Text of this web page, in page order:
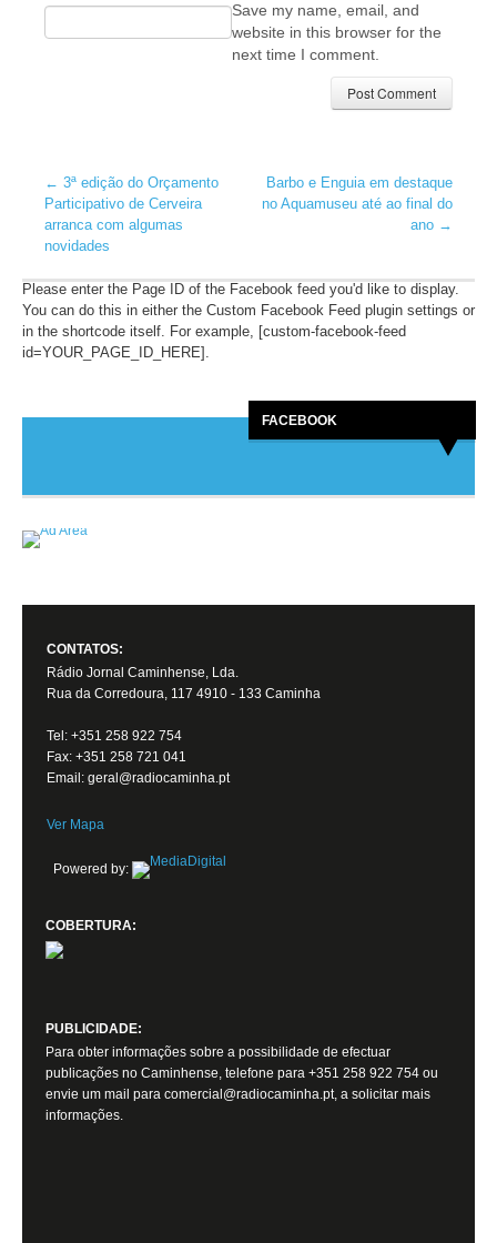
Save my name, email, and
website in this browser for the
next time I comment.
← 3ª edição do Orçamento
Participativo de Cerveira
arranca com algumas
novidades
Barbo e Enguia em destaque
no Aquamuseu até ao final do
ano →
Please enter the Page ID of the Facebook feed you'd like to display.
You can do this in either the Custom Facebook Feed plugin settings or
in the shortcode itself. For example, [custom-facebook-feed
id=YOUR_PAGE_ID_HERE].
FACEBOOK
CONTATOS:
Rádio Jornal Caminhense, Lda.
Rua da Corredoura, 117 4910 - 133 Caminha
Tel: +351 258 922 754
Fax: +351 258 721 041
Email: geral@radiocaminha.pt
Ver Mapa
Powered by:
COBERTURA:
PUBLICIDADE:
Para obter informações sobre a possibilidade de efectuar
publicações no Caminhense, telefone para +351 258 922 754 ou
envie um mail para comercial@radiocaminha.pt, a solicitar mais
informações.